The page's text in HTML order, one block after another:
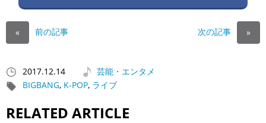
« 前の記事 次の記事 »
2017.12.14
芸能・エンタメ
BIGBANG, K-POP, ライブ
RELATED ARTICLE